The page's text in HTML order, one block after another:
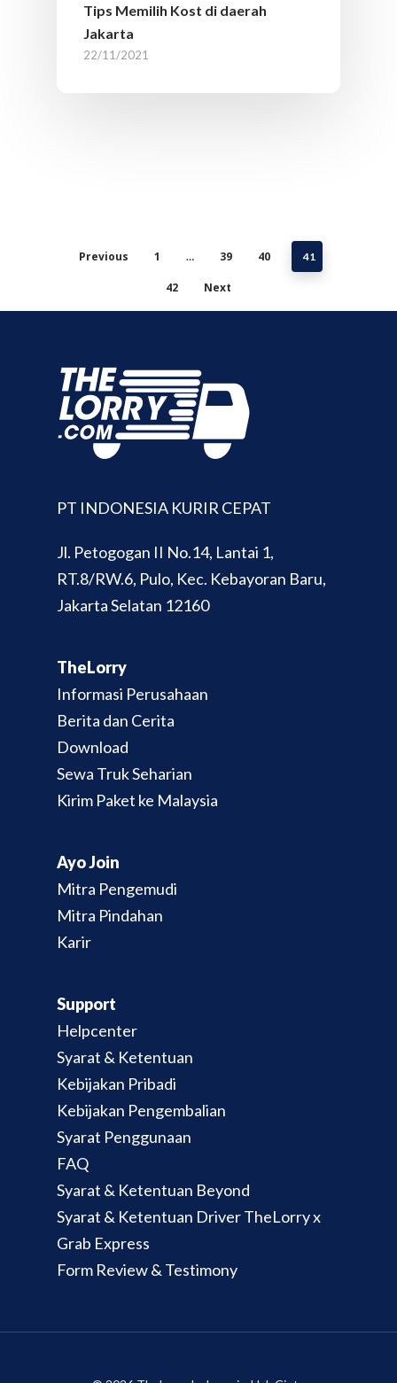
Tips Memilih Kost di daerah
Jakarta
22/11/2021
Previous 1 … 39 40 41
42 Next
PT INDONESIA KURIR CEPAT
Jl. Petogogan II No.14, Lantai 1,
RT.8/RW.6, Pulo, Kec. Kebayoran Baru,
Jakarta Selatan 12160
TheLorry
Informasi Perusahaan
Berita dan Cerita
Download
Sewa Truk Seharian
Kirim Paket ke Malaysia
Ayo Join
Mitra Pengemudi
Mitra Pindahan
Karir
Support
Helpcenter
Syarat & Ketentuan
Kebijakan Pribadi
Kebijakan Pengembalian
Syarat Penggunaan
FAQ
Syarat & Ketentuan Beyond
Syarat & Ketentuan Driver TheLorry x
Grab Express
Form Review & Testimony